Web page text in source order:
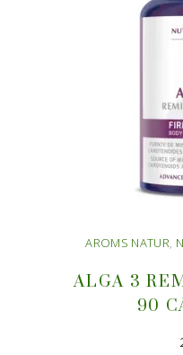
AROMS NATUR,
ALGA 3
90